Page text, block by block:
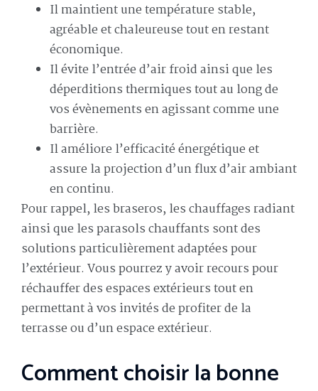
Il maintient une température stable,
agréable et chaleureuse tout en restant
économique.
Il évite l’entrée d’air froid ainsi que les
déperditions thermiques tout au long de
vos évènements en agissant comme une
barrière.
Il améliore l’efficacité énergétique et
assure la projection d’un flux d’air ambiant
en continu.
Pour rappel, les braseros, les chauffages radiant
ainsi que les parasols chauffants sont des
solutions particulièrement adaptées pour
l’extérieur. Vous pourrez y avoir recours pour
réchauffer des espaces extérieurs tout en
permettant à vos invités de profiter de la
terrasse ou d’un espace extérieur.
Comment choisir la bonne